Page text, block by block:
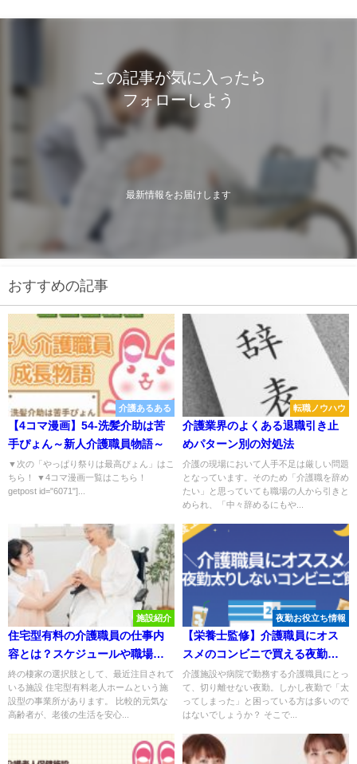
この記事が気に入ったら
フォローしよう
最新情報をお届けします
おすすめの記事
介護あるある
【4コマ漫画】54-洗髪介助は苦
手ぴょん～新人介護職員物語～
▼次の「やっぱり祭りは最高ぴょん」はこ
ちら！ ▼4コマ漫画一覧はこちら！
getpost id="6071"]...
転職ノウハウ
介護業界のよくある退職引き止
めパターン別の対処法
介護の現場において人手不足は厳しい問題
となっています。そのため「介護職を辞め
たい」と思っていても職場の人から引きと
められ、「中々辞めるにもや...
施設紹介
住宅型有料の介護職員の仕事内
容とは？スケジュールや職場環
境も
終の棲家の選択肢として、最近注目されて
いる施設 住宅型有料老人ホームという施
設型の事業所があります。 比較的元気な
高齢者が、老後の生活を安心...
夜勤お役立ち情報
【栄養士監修】介護職員にオス
スメのコンビニで買える夜勤太
り対策ご飯
介護施設や病院で勤務する介護職員にとっ
て、切り離せない夜勤。しかし夜勤で「太
ってしまった」と困っている方は多いので
はないでしょうか？ そこで...